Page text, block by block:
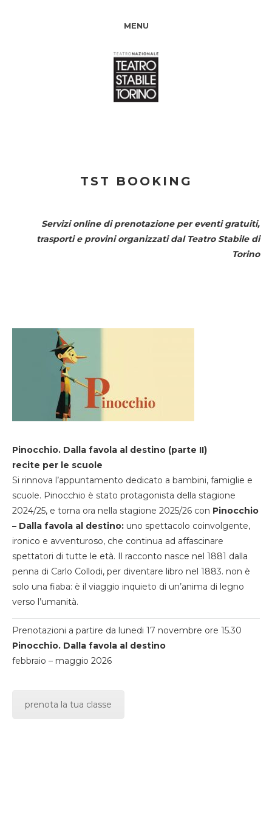
MENU
TST BOOKING
Servizi online di prenotazione per eventi gratuiti,
trasporti e provini organizzati dal Teatro Stabile di
Torino
Pinocchio. Dalla favola al destino (parte II)
recite per le scuole
Si rinnova l’appuntamento dedicato a bambini, famiglie e
scuole. Pinocchio è stato protagonista della stagione
2024/25, e torna ora nella stagione 2025/26 con Pinocchio
– Dalla favola al destino: uno spettacolo coinvolgente,
ironico e avventuroso, che continua ad affascinare
spettatori di tutte le età. Il racconto nasce nel 1881 dalla
penna di Carlo Collodi, per diventare libro nel 1883. non è
solo una fiaba: è il viaggio inquieto di un’anima di legno
verso l’umanità.
Prenotazioni a partire da lunedi 17 novembre ore 15.30
Pinocchio. Dalla favola al destino
febbraio – maggio 2026
prenota la tua classe